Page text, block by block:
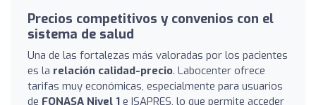
Precios competitivos y convenios con el
sistema de salud
Una de las fortalezas más valoradas por los pacientes
es la relación calidad-precio. Labocenter ofrece
tarifas muy económicas, especialmente para usuarios
de FONASA Nivel 1 e ISAPRES, lo que permite acceder